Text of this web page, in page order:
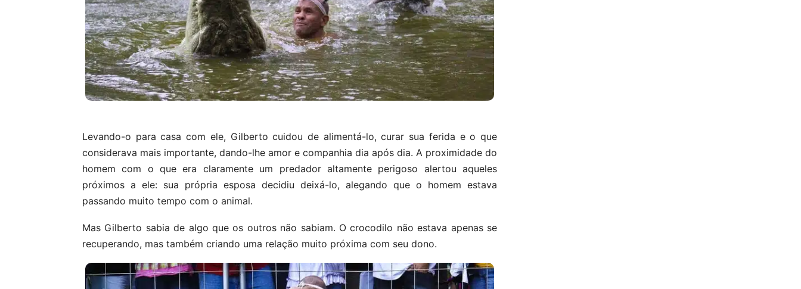
Levando-o para casa com ele, Gilberto cuidou de alimentá-lo, curar sua ferida e o que
considerava mais importante, dando-lhe amor e companhia dia após dia. A proximidade do
homem com o que era claramente um predador altamente perigoso alertou aqueles
próximos a ele: sua própria esposa decidiu deixá-lo, alegando que o homem estava
passando muito tempo com o animal.
Mas Gilberto sabia de algo que os outros não sabiam. O crocodilo não estava apenas se
recuperando, mas também criando uma relação muito próxima com seu dono.